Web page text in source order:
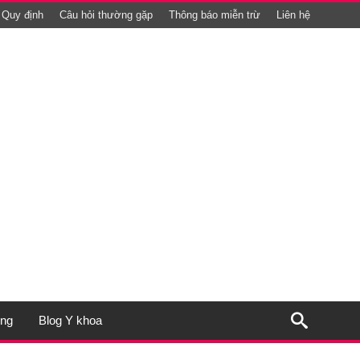
Quy định Câu hỏi thường gặp Thông báo miễn trừ Liên hệ
Blog Y khoa